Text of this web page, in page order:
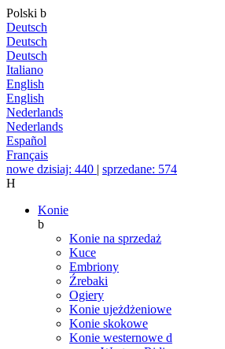
Polski b
Deutsch
Deutsch
Deutsch
Italiano
English
English
Nederlands
Nederlands
Español
Français
nowe dzisiaj: 440 | sprzedane: 574
H
Konie
b
Konie na sprzedaż
Kuce
Embriony
Źrebaki
Ogiery
Konie ujeżdżeniowe
Konie skokowe
Konie westernowe d